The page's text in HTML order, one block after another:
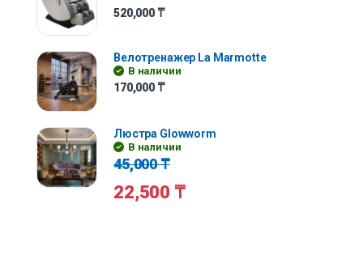
520,000 ₸
Велотренажер La Marmotte
В наличии
170,000 ₸
Люстра Glowworm
В наличии
45,000₸
22,500 ₸